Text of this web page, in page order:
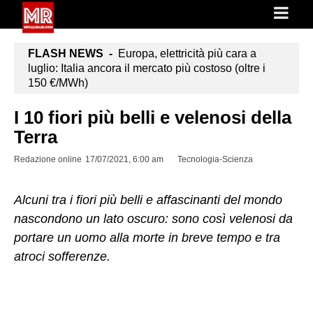
FLASH NEWS - Europa, elettricità più cara a
luglio: Italia ancora il mercato più costoso (oltre i
150 €/MWh)
I 10 fiori più belli e velenosi della
Terra
Redazione online 17/07/2021, 6:00 am Tecnologia-Scienza
Alcuni tra i fiori più belli e affascinanti del mondo
nascondono un lato oscuro: sono così velenosi da
portare un uomo alla morte in breve tempo e tra
atroci sofferenze.